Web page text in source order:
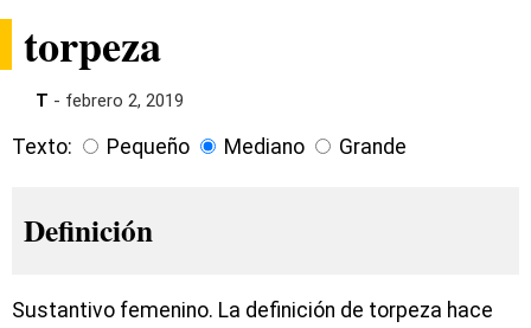
torpeza
T - febrero 2, 2019
Texto: Pequeño Mediano Grande
Definición
Sustantivo femenino. La definición de torpeza hace